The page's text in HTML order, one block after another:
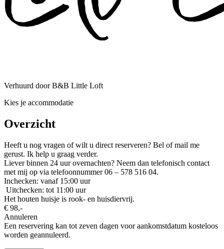
Verhuurd door B&B Little Loft
Kies je accommodatie
Overzicht
Heeft u nog vragen of wilt u direct reserveren? Bel of mail me
gerust. Ik help u graag verder.
Liever binnen 24 uur overnachten? Neem dan telefonisch contact
met mij op via telefoonnummer 06 – 578 516 04.
Inchecken: vanaf 15:00 uur
Uitchecken: tot 11:00 uur
Het houten huisje is rook- en huisdiervrij.
€ 98,-
Annuleren
Een reservering kan tot zeven dagen voor aankomstdatum kosteloos
worden geannuleerd.